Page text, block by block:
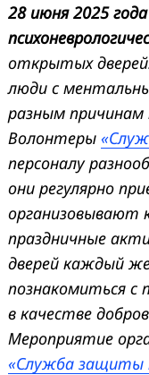
28 июня 2025
открытых
люди с
разным
Волонтеры
персоналу
они регулярно
организовывают
праздничные
дверей каждый
познакомиться с
в качестве
Мероприятие
«Служба защиты